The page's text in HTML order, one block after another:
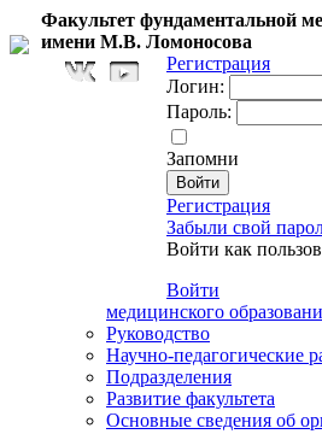
Факультет
имени М.В. Ломоносова
Регистрация
Логин:
Пароль:
Запомни
Регистрация
Забыли свой
Войти как
Войти
медицинского
Руководство
Научно-педагогические
Подразделения
Развитие факультета
Основные сведения об